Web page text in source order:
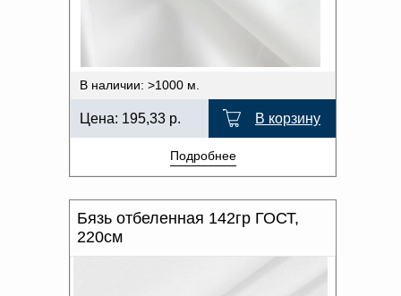
Вопросы и ответы
Новости | Статьи
В наличии: >1000 м.
Цена: 195,33 р. В корзину
Подробнее
Бязь отбеленная 142гр ГОСТ,
220см
Добавить
в